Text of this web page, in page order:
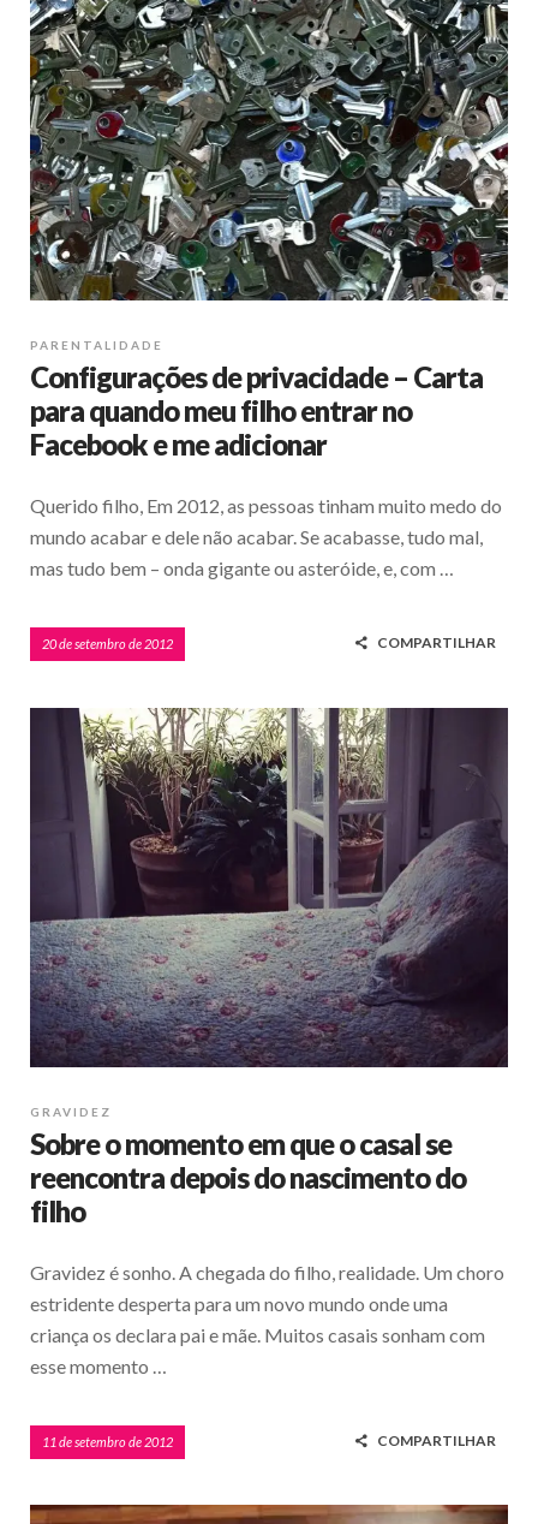
PARENTALIDADE
Configurações de privacidade – Carta
para quando meu filho entrar no
Facebook e me adicionar
Querido filho, Em 2012, as pessoas tinham muito medo do
mundo acabar e dele não acabar. Se acabasse, tudo mal,
mas tudo bem – onda gigante ou asteróide, e, com …
20 de setembro de 2012 COMPARTILHAR
GRAVIDEZ
Sobre o momento em que o casal se
reencontra depois do nascimento do
filho
Gravidez é sonho. A chegada do filho, realidade. Um choro
estridente desperta para um novo mundo onde uma
criança os declara pai e mãe. Muitos casais sonham com
esse momento …
11 de setembro de 2012 COMPARTILHAR